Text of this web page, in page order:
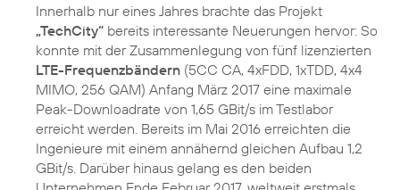
Innerhalb nur eines Jahres brachte das Projekt
„TechCity“ bereits interessante Neuerungen hervor: So
konnte mit der Zusammenlegung von fünf lizenzierten
LTE-Frequenzbändern (5CC CA, 4xFDD, 1xTDD, 4x4
MIMO, 256 QAM) Anfang März 2017 eine maximale
Peak-Downloadrate von 1,65 GBit/s im Testlabor
erreicht werden. Bereits im Mai 2016 erreichten die
Ingenieure mit einem annähernd gleichen Aufbau 1,2
GBit/s. Darüber hinaus gelang es den beiden